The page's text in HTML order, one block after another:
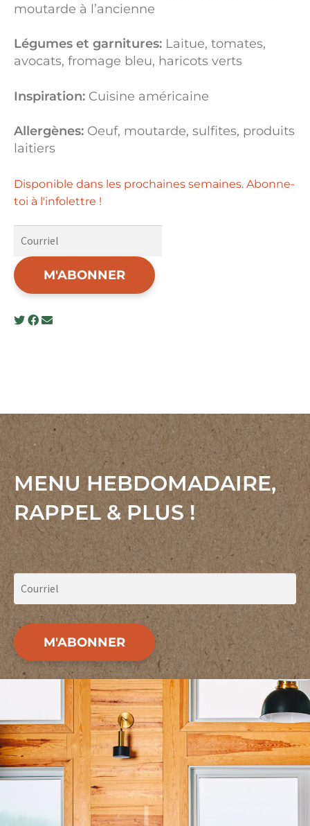
moutarde à l’ancienne
Légumes et garnitures: Laitue, tomates,
avocats, fromage bleu, haricots verts
Inspiration: Cuisine américaine
Allergènes: Oeuf, moutarde, sulfites, produits
laitiers
Disponible dans les prochaines semaines. Abonne-
toi à l'infolettre !
M'ABONNER
MENU HEBDOMADAIRE,
RAPPEL & PLUS !
M'ABONNER